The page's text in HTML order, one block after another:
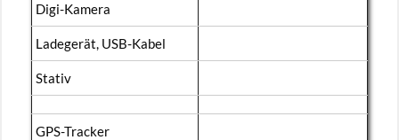
Di­gi-Ka­me­ra
La­de­ge­rät, USB-Ka­bel
Sta­tiv
GPS-Tra­cker